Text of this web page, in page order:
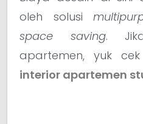
oleh solusi
space saving.
apartemen, yuk
interior apartemen